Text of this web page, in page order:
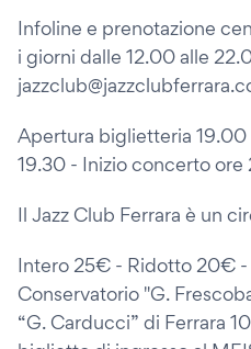
Infoline e prenotazione
i giorni dalle 12.00 alle
Apertura biglietteria
19.30 - Inizio concerto ore
Il Jazz Club Ferrara è un
Intero 25€ - Ridotto 20€
Conservatorio "G.
“G. Carducci” di Ferrara